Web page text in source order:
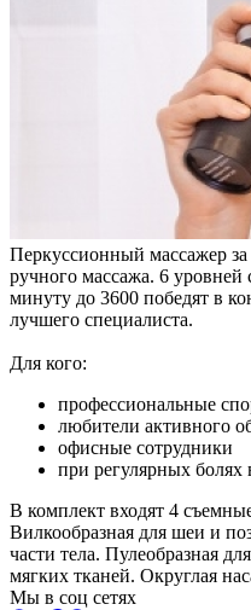
Перкуссионный массажер
ручного массажа. 6 уровней
минуту до 3600 победят в
лучшего специалиста.
Для кого:
профессиональные
любители активного
офисные сотрудники
при регулярных
В комплект входят 4
Вилкообразная для шеи и
части тела. Пулеобразная
мягких тканей. Округлая
Мы в соц сетях